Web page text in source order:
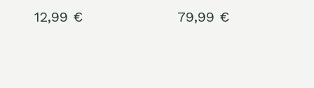
12,99 € 79,99 €